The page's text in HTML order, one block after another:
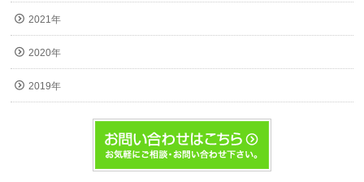
2021年
2020年
2019年